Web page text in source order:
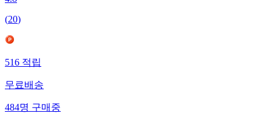
4.8
(20)
516적립
무료배송
484명구매중